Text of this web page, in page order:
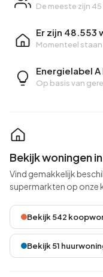
De meeste zijn
Er zijn 48.553
Momenteel staan
Energielabel
Op basis van
Bekijk woningen
Vind gemakkelijk
supermarkten op onze
Bekijk 542
Bekijk 51